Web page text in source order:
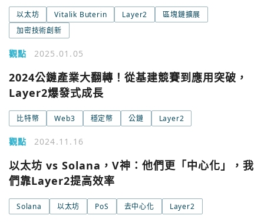
以太坊 Vitalik Buterin Layer2
區塊鏈擴展
加密技術創新
觀點 2025.01.05
2024公鏈產業大翻轉！從基建競賽到應用突破，
Layer2爆發式成長
比特幣 Web3 穩定幣 公鏈 Layer2
觀點 2024.11.16
以太坊 vs Solana，V神：他們更「中心化」，我
們靠Layer2提高效率
Solana 以太坊 PoS 去中心化 Layer2
Email
關閉